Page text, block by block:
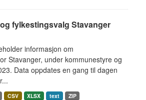
fylkestingsvalg Stavanger
informasjon om
Stavanger, under kommunestyre og
Data oppdates en gang til dagen
CSV XLSX text ZIP